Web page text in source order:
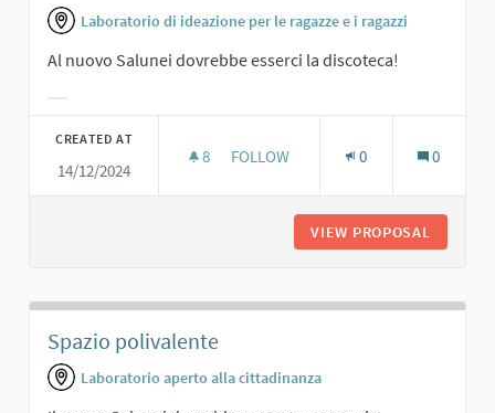
Laboratorio di ideazione per le ragazze e i ragazzi
Al nuovo Salunei dovrebbe esserci la discoteca!
CREATED AT
14/12/2024
8 8 FOLLOWERS
FOLLOW 0 0
VIEW PROPOSAL
Spazio polivalente
Laboratorio aperto alla cittadinanza